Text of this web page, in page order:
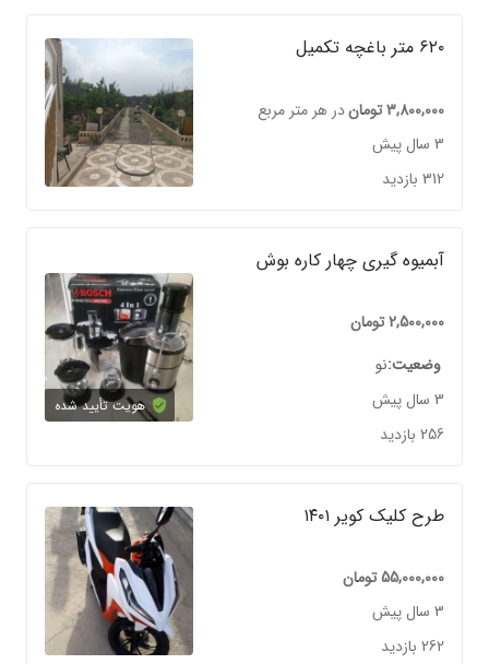
۶۲۰ متر باغچه تکمیل
3,800,000توماندر هر متر مربع
3 سال پیش
312 بازدید
آبمیوه گیری چهار کاره بوش
2,500,000تومان
وضعیت نو
3 سال پیش
256 بازدید
هویت تأیید شده
طرح کلیک کویر ۱۴۰۱
55,000,000تومان
3 سال پیش
262 بازدید